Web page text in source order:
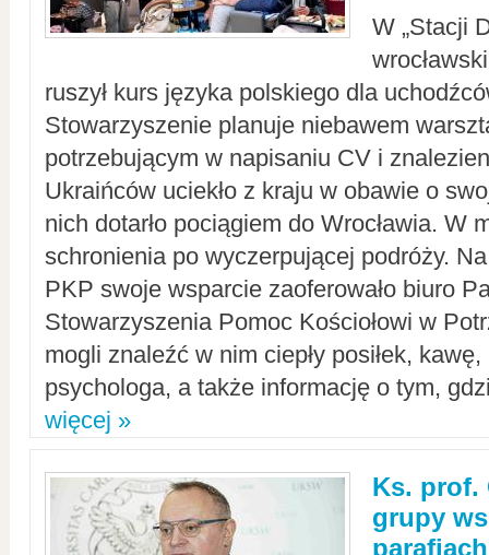
W „Stacji
ruszył kurs języka polskiego dla
Stowarzyszenie planuje niebawem
potrzebującym w napisaniu CV i
Ukraińców uciekło z kraju w obawie o
nich dotarło pociągiem do Wrocławia. W
schronienia po wyczerpującej podróży.
PKP swoje wsparcie zaoferowało biuro
Stowarzyszenia Pomoc Kościołowi w
mogli znaleźć w nim ciepły posiłek,
psychologa, a także informację o tym,
więcej »
Ks. prof.
grupy
parafiach